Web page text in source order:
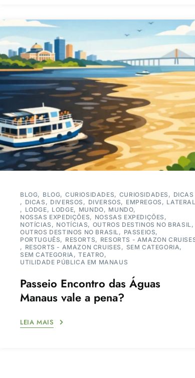
BLOG BLOG CURIOSIDADES CURIOSIDADES
DICAS
DICAS
DIVERSOS DIVERSOS EMPREGOS
LATERAL
LODGE
LODGE MUNDO
MUNDO
NOSSAS EXPEDIÇÕES
NOSSAS EXPEDIÇÕES
NOTÍCIAS
NOTÍCIAS
OUTROS DESTINOS NO BRASIL
OUTROS DESTINOS NO BRASIL
PASSEIOS
PORTUGUÊS
RESORTS
RESORTS - AMAZON
RESORTS - AMAZON CRUISES
SEM CATEGORIA
SEM CATEGORIA
TEATRO
UTILIDADE PÚBLICA EM MANAUS
Passeio Encontro das Águas
Manaus vale a pena?
LEIA MAIS